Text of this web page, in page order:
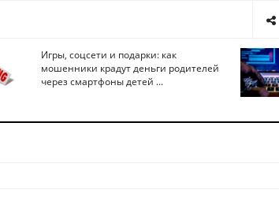
Игры, соцсети и подарки: как
мошенники крадут деньги родителей
через смартфоны детей ...